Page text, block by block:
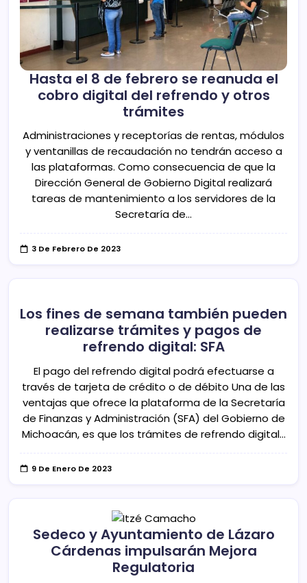
Hasta el 8 de febrero se reanuda el
cobro digital del refrendo y otros
trámites
Administraciones y receptorías de rentas, módulos
y ventanillas de recaudación no tendrán acceso a
las plataformas. Como consecuencia de que la
Dirección General de Gobierno Digital realizará
tareas de mantenimiento a los servidores de la
Secretaría de…
3 De Febrero De 2023
Los fines de semana también pueden
realizarse trámites y pagos de
refrendo digital: SFA
El pago del refrendo digital podrá efectuarse a
través de tarjeta de crédito o de débito Una de las
ventajas que ofrece la plataforma de la Secretaría
de Finanzas y Administración (SFA) del Gobierno de
Michoacán, es que los trámites de refrendo digital…
9 De Enero De 2023
Sedeco y Ayuntamiento de Lázaro
Cárdenas impulsarán Mejora
Regulatoria